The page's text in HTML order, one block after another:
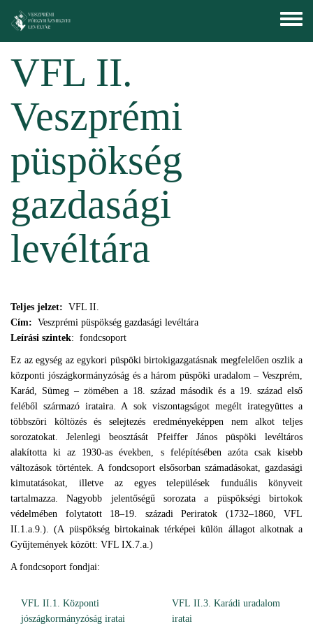
Toggle
menu
VFL II.
Veszprémi
püspökség
gazdasági
levéltára
Teljes jelzet: VFL II.
Cím: Veszprémi püspökség gazdasági levéltára
Leírási szintek: fondcsoport
Ez az egység az egykori püspöki birtokigazgatásnak megfelelően oszlik a
központi jószágkormányzóság és a három püspöki uradalom – Veszprém,
Karád, Sümeg – zömében a 18. század második és a 19. század első
feléből származó irataira. A sok viszontagságot megélt irategyüttes a
többszöri költözés és selejtezés eredményeképpen nem alkot teljes
sorozatokat. Jelenlegi beosztását Pfeiffer János püspöki levéltáros
alakította ki az 1930-as években, s felépítésében azóta csak kisebb
változások történtek. A fondcsoport elsősorban számadásokat, gazdasági
kimutatásokat, illetve az egyes települések funduális könyveit
tartalmazza. Nagyobb jelentőségű sorozata a püspökségi birtokok
védelmében folytatott 18–19. századi Periratok (1732–1860, VFL
II.1.a.9.). (A püspökség birtokainak térképei külön állagot alkotnak a
Gyűjtemények között: VFL IX.7.a.)
A fondcsoport fondjai:
VFL II.1. Központi
jószágkormányzóság iratai
VFL II.3. Karádi uradalom
iratai